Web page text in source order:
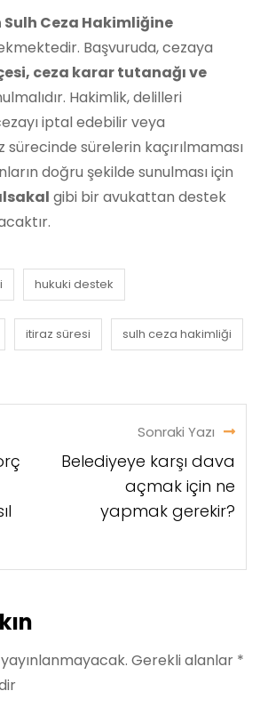
Sulh Ceza Hakimliğine
Başvuruda, cezaya
ceza karar tutanağı ve
Hakimlik, delilleri
iptal edebilir veya
sürelerin kaçırılmaması
doğru şekilde sunulması için
gibi bir avukattan destek
hukuki destek
itiraz süresi sulh ceza hakimliği
Sonraki Yazı
Belediyeye karşı dava
açmak için ne
yapmak gerekir?
Gerekli alanlar *